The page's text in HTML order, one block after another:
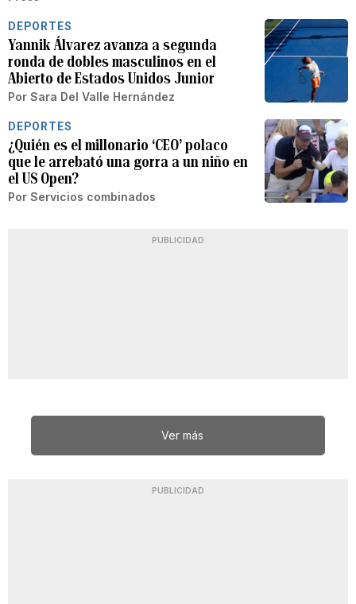
DEPORTES
Yannik Álvarez avanza a segunda
ronda de dobles masculinos en el
Abierto de Estados Unidos Junior
Por Sara Del Valle Hernández
DEPORTES
¿Quién es el millonario ‘CEO’ polaco
que le arrebató una gorra a un niño en
el US Open?
Por Servicios combinados
PUBLICIDAD
Ver más
PUBLICIDAD